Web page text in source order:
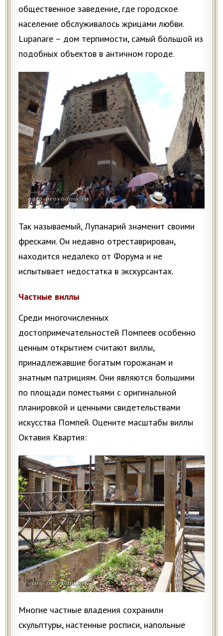
общественное заведение, где городское
население обслуживалось жрицами любви.
Lupanare – дом терпимости, самый большой из
подобных объектов в античном городе.
Так называемый, Лупанарий знаменит своими
фресками. Он недавно отреставрирован,
находится недалеко от Форума и не
испытывает недостатка в экскурсантах.
Частные виллы
Среди многочисленных
достопримечательностей Помпеев особенно
ценным открытием считают виллы,
принадлежавшие богатым горожанам и
знатным патрициям. Они являются большими
по площади поместьями с оригинальной
планировкой и ценными свидетельствами
искусства Помпей. Оцените масштабы виллы
Октавия Квартия:
Многие частные владения сохранили
скульптуры, настенные росписи, напольные